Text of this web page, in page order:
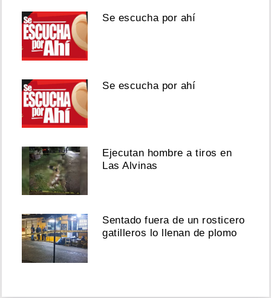
Se escucha por ahí
Se escucha por ahí
Ejecutan hombre a tiros en
Las Alvinas
Sentado fuera de un rosticero
gatilleros lo llenan de plomo